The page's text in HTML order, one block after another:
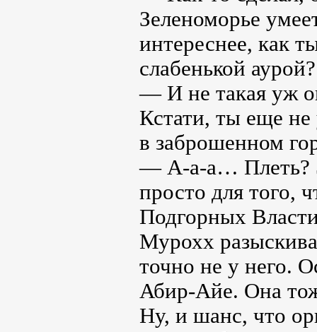
Зеленоморье
интереснее, как
слабенькой аурой?
— И не такая уж
Кстати, ты еще не
в заброшенном
— А-а-а… Плеть?
просто для того,
Подгорных
Мурохх
точно не у него.
Абир-Айе. Она
Ну, и шанс, что